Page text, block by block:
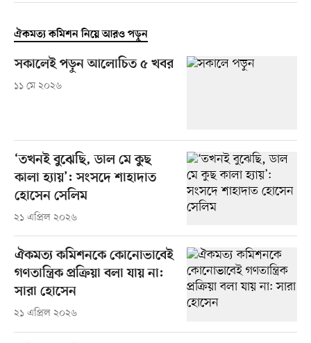
ঐকমত্য কমিশন নিয়ে আরও পড়ুন
সকালেই পড়ুন আলোচিত ৫ খবর
১১ মে ২০২৬
‘তখনই বুঝেছি, ডাল মে কুছ
কালা হ্যায়’: সংসদে শাহাদাত
হোসেন সেলিম
২১ এপ্রিল ২০২৬
ঐকমত্য কমিশনকে কোনোভাবেই
গণতান্ত্রিক প্রক্রিয়া বলা যায় না:
সারা হোসেন
২১ এপ্রিল ২০২৬